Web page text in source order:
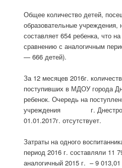
Общее количество детей,
образовательные учреждения,
составляет 654 ребенка, что
сравнению с аналогичным
— 666 детей).
За 12 месяцев 2016г.
поступивших в МДОУ города
ребенок. Очередь на
учреждения г.
01.01.2017г. отсутствует.
Затраты на одного
период 2016 г. составляли 11
аналогичный 2015 г. – 9 013,01